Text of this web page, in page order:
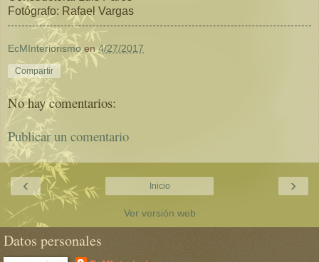
Fotógrafo: Rafael Vargas
EcMInteriorismo en4/27/2017
Compartir
No hay comentarios:
Publicar un comentario
‹ ›
Inicio
Ver versión web
Datos personales